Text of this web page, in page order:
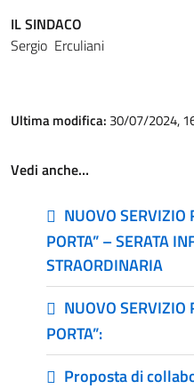
IL SINDACO
Sergio Erculiani
Ultima modifica: 30/07/2024,
Vedi anche…
NUOVO SERVIZIO
PORTA” – SERATA
STRAORDINARIA
NUOVO SERVIZIO
PORTA”:
Proposta di